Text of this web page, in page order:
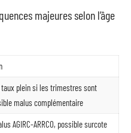
majeures selon l’âge
taux plein si les trimestres sont
malus complémentaire
AGIRC-ARRCO, possible surcote